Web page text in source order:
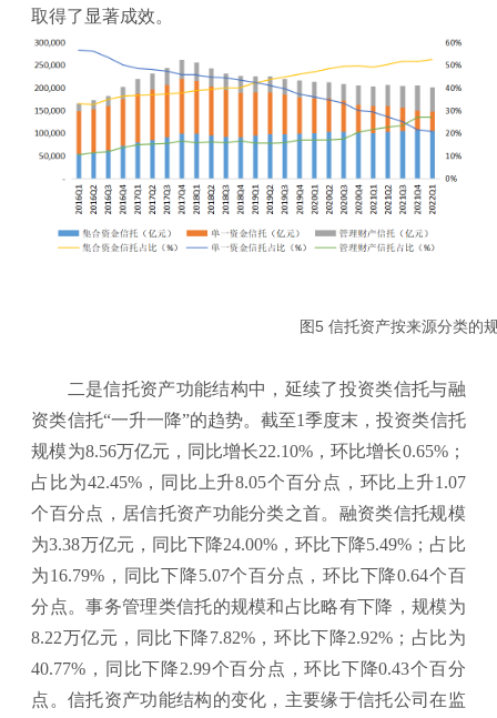
取得了显著成效。
图5 信托资产按来源分类
二是信托资产功能结构中，延续了投资类信托与融
资类信托“一升一降”的趋势。截至1季度末，投资类信托
规模为8.56万亿元，同比增长22.10%，环比增长0.65%；
占比为42.45%，同比上升8.05个百分点，环比上升1.07
个百分点，居信托资产功能分类之首。融资类信托规模
为3.38万亿元，同比下降24.00%，环比下降5.49%；占比
为16.79%，同比下降5.07个百分点，环比下降0.64个百
分点。事务管理类信托的规模和占比略有下降，规模为
8.22万亿元，同比下降7.82%，环比下降2.92%；占比为
40.77%，同比下降2.99个百分点，环比下降0.43个百分
点。信托资产功能结构的变化，主要缘于信托公司在监